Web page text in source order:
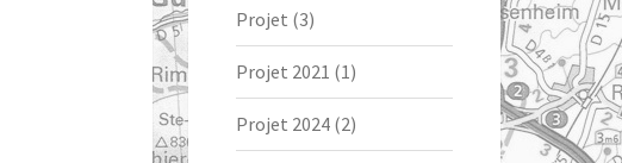
Projet (3)
Projet 2021 (1)
Projet 2024(2)